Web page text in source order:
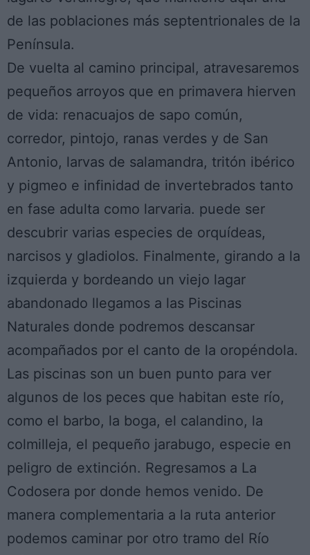
de las poblaciones más septentrionales de la
Península.
De vuelta al camino principal, atravesaremos
pequeños arroyos que en primavera hierven
de vida: renacuajos de sapo común,
corredor, pintojo, ranas verdes y de San
Antonio, larvas de salamandra, tritón ibérico
y pigmeo e infinidad de invertebrados tanto
en fase adulta como larvaria. puede ser
descubrir varias especies de orquídeas,
narcisos y gladiolos. Finalmente, girando a la
izquierda y bordeando un viejo lagar
abandonado llegamos a las Piscinas
Naturales donde podremos descansar
acompañados por el canto de la oropéndola.
Las piscinas son un buen punto para ver
algunos de los peces que habitan este río,
como el barbo, la boga, el calandino, la
colmilleja, el pequeño jarabugo, especie en
peligro de extinción. Regresamos a La
Codosera por donde hemos venido. De
manera complementaria a la ruta anterior
podemos caminar por otro tramo del Río